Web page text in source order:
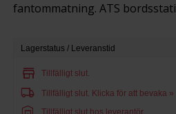
fantommatning. ATS
Lagerstatus / Leveranstid
store Tillfälligt slut.
local_shipping Tillfälligt slut. Klicka för att bevaka »
Tillfälligt slut hos leverantör.